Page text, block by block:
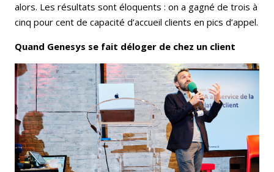
alors. Les résultats sont éloquents : on a gagné de trois à
cinq pour cent de capacité d’accueil clients en pics d’appel.
Quand Genesys se fait déloger de chez un client